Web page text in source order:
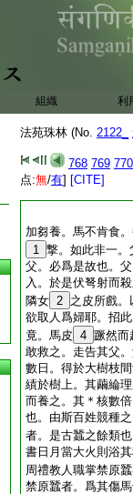
組織 利
法苑珠林 (No. 2122_
768 769 770
点:無/有] [CITE]
加芻養。馬不肯食
1 撃。如此非一
父。必爲是故也。
入。於是伏弩射而
隣女 2 之皮所戲。
欲取人爲婦耶。招
竟。馬皮 4 蹶然而
敢救之。走告其父
數日。得於大樹枝
績於樹上。其繭綸
而養之。其＊核數
也。由斯百姓競種
者。是古蠶之餘類
書日月當大火則浴
周禮教人職掌禁原
禁原蠶者。爲其傷